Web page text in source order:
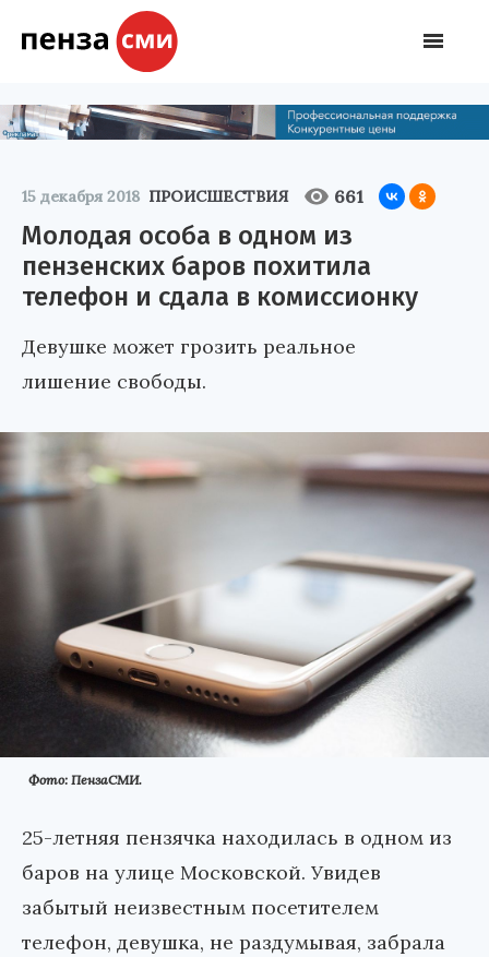
15 декабря 2018 ПРОИСШЕСТВИЯ 661
Молодая особа в одном из
пензенских баров похитила
телефон и сдала в комиссионку
Девушке может грозить реальное
лишение свободы.
Фото: ПензаСМИ.
25-летняя пензячка находилась в одном из
баров на улице Московской. Увидев
забытый неизвестным посетителем
телефон, девушка, не раздумывая, забрала